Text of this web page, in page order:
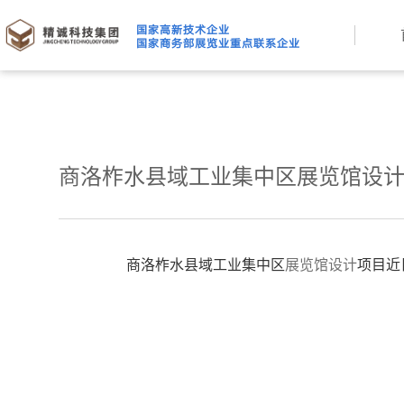
商洛柞水县域工业集中区展览馆设
商洛柞水县域工业集中区展览馆设计项目近